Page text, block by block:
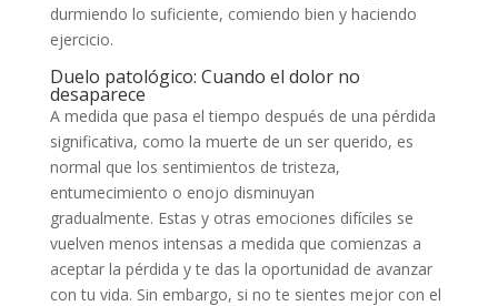
durmiendo lo suficiente, comiendo bien y haciendo
ejercicio.
Duelo patológico: Cuando el dolor no
desaparece
A medida que pasa el tiempo después de una pérdida
significativa, como la muerte de un ser querido, es
normal que los sentimientos de tristeza,
entumecimiento o enojo disminuyan
gradualmente. Estas y otras emociones difíciles se
vuelven menos intensas a medida que comienzas a
aceptar la pérdida y te das la oportunidad de avanzar
con tu vida. Sin embargo, si no te sientes mejor con el